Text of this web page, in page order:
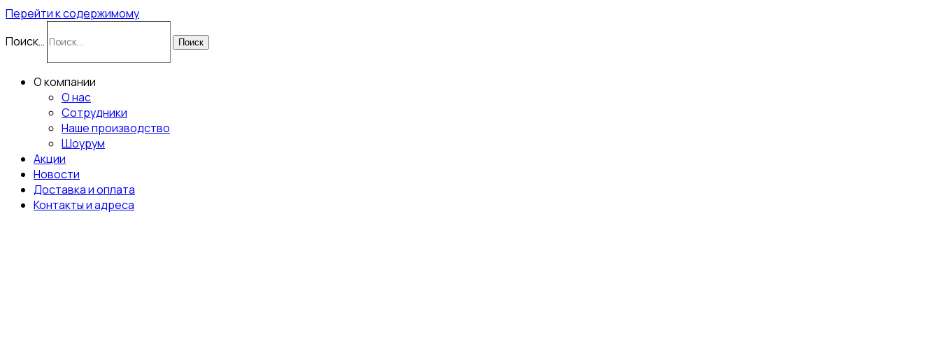
Перейти к содержимому
Поиск…
Поиск
О компании
О нас
Сотрудники
Наше производство
Шоурум
Акции
Новости
Доставка и оплата
Контакты и адреса